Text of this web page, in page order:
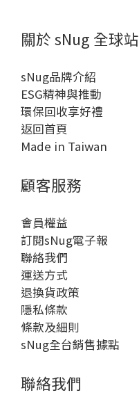
關於 sNug 全球站
sNug品牌介紹
ESG精神與推動
環保回收享好禮
返回首頁
Made in Taiwan
顧客服務
會員權益
訂閱sNug電子報
聯絡我們
運送方式
退換貨政策
隱私條款
條款及細則
sNug全台銷售據點
聯絡我們